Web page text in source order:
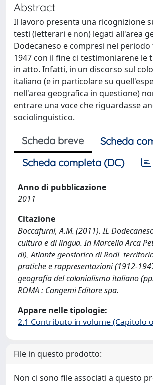
Abstract
Il lavoro presenta una ricognizione
testi (letterari e non) legati all'area
Dodecaneso e compresi nel periodo
1947 con il fine di testimoniarene le
in atto. Infatti, in un discorso sul
italiano (e in particolare su
nell'area geografica in questione)
entrare una voce che riguardasse
sociolinguistico.
Scheda breve
Scheda
Scheda completa (DC)
Anno di pubblicazione
2011
Citazione
Boccafurni, A.M. (2011). IL
cultura e di lingua. In Marcella Arca
di), Atlante geostorico di Rodi.
pratiche e rappresentazioni (1912-
geografia del colonialismo italiano
ROMA : Cangemi Editore spa.
Appare nelle tipologie:
2.1 Contributo in volume (Capitolo
File in questo prodotto:
Non ci sono file associati a questo